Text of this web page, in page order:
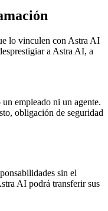
lo vinculen con Astra AI
a Astra AI, a
empleado ni un agente.
obligación de seguridad
sin el
AI podrá transferir sus